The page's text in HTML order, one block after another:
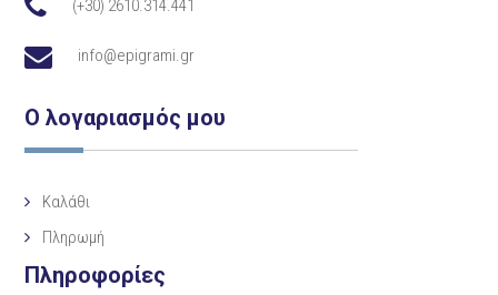
(+30) 2610.314.441
info@epigrami.gr
Ο λογαριασμός μου
Καλάθι
Πληρωμή
Πληροφορίες